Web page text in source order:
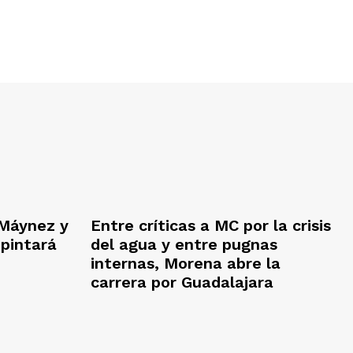
y
Entre críticas a MC por la crisis
del agua y entre pugnas
internas, Morena abre la
carrera por Guadalajara